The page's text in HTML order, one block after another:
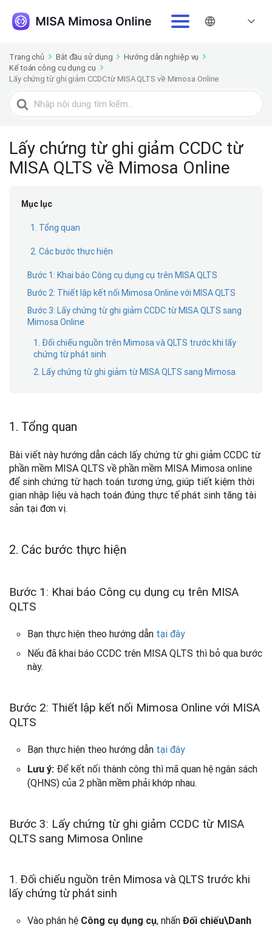
Trang chủ Bắt đầu sử dụng
Hướng dẫn nghiệp vụ
Kế toán công cụ dụng cụ
Lấy chứng từ ghi giảm CCDC từ MISA QLTS về Mimosa Online
Tìm
kiếm
Lấy chứng từ ghi giảm CCDC từ
MISA QLTS về Mimosa Online
Mục lục
1. Tổng quan
2. Các bước thực hiện
Bước 1: Khai báo Công cụ dụng cụ trên MISA QLTS
Bước 2: Thiết lập kết nối Mimosa Online với MISA QLTS
Bước 3: Lấy chứng từ ghi giảm CCDC từ MISA QLTS sang
Mimosa Online
1. Đối chiếu nguồn trên Mimosa và QLTS trước khi lấy
chứng từ phát sinh
2. Lấy chứng từ ghi giảm từ MISA QLTS sang Mimosa
1. Tổng quan
Bài viết này hướng dẫn cách lấy chứng từ ghi giảm CCDC từ
phần mềm MISA QLTS về phần mềm MISA Mimosa online
để sinh chứng từ hạch toán tương ứng, giúp tiết kiệm thời
gian nhập liệu và hạch toán đúng thực tế phát sinh tăng tài
sản tại đơn vị.
2. Các bước thực hiện
Bước 1: Khai báo Công cụ dụng cụ trên MISA
QLTS
Bạn thực hiện theo hướng dẫn tại đây
Nếu đã khai báo CCDC trên MISA QLTS thì bỏ qua bước
này.
Bước 2: Thiết lập kết nối Mimosa Online với MISA
QLTS
Bạn thực hiện theo hướng dẫn tại đây
Lưu ý: Để kết nối thành công thì mã quan hệ ngân sách
(QHNS) của 2 phần mềm phải khớp nhau.
Bước 3: Lấy chứng từ ghi giảm CCDC từ MISA
QLTS sang Mimosa Online
1. Đối chiếu nguồn trên Mimosa và QLTS trước khi
lấy chứng từ phát sinh
Vào phân hệ Công cụ dụng cụ, nhấn Đối chiếu\Danh